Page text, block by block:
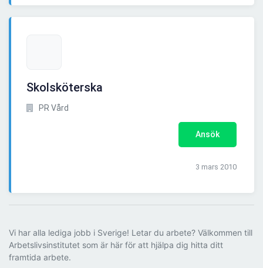
Skolsköterska
PR Vård
Ansök
3 mars 2010
Vi har alla lediga jobb i Sverige! Letar du arbete? Välkommen till
Arbetslivsinstitutet som är här för att hjälpa dig hitta ditt
framtida arbete.